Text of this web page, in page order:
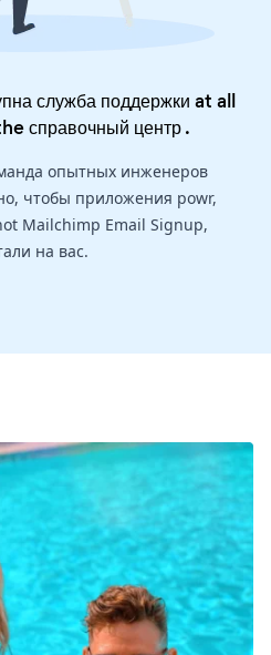
служба поддержки at all
справочный центр.
опытных инженеров
чтобы приложения powr,
Mailchimp Email Signup,
на вас.